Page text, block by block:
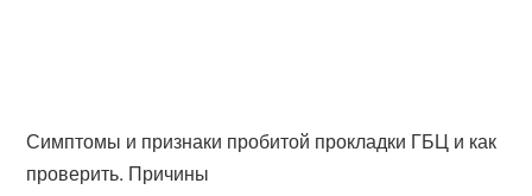
Симптомы и признаки пробитой прокладки ГБЦ и как
проверить. Причины